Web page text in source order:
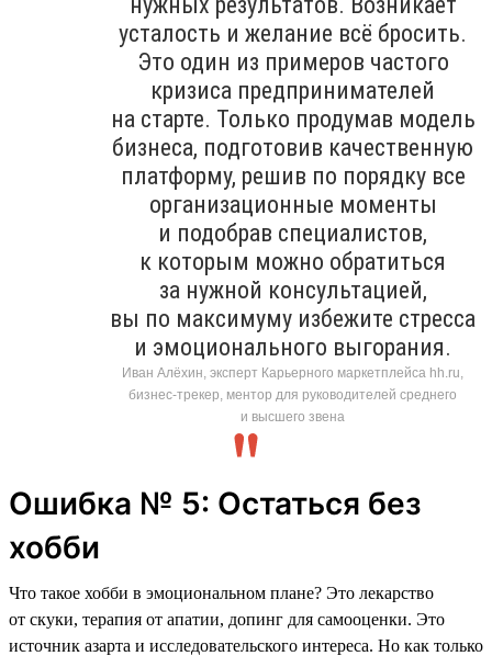
усталость и желание всё бросить.
Это один из примеров частого
кризиса предпринимателей
на старте. Только продумав модель
бизнеса, подготовив качественную
платформу, решив по порядку все
организационные моменты
и подобрав специалистов,
к которым можно обратиться
за нужной консультацией,
вы по максимуму избежите стресса
и эмоционального выгорания.
Иван Алёхин, эксперт Карьерного маркетплейса hh.ru,
бизнес-трекер, ментор для руководителей среднего
и высшего звена
Ошибка № 5: Остаться без
хобби
Что такое хобби в эмоциональном плане? Это лекарство
от скуки, терапия от апатии, допинг для самооценки. Это
источник азарта и исследовательского интереса. Но как только